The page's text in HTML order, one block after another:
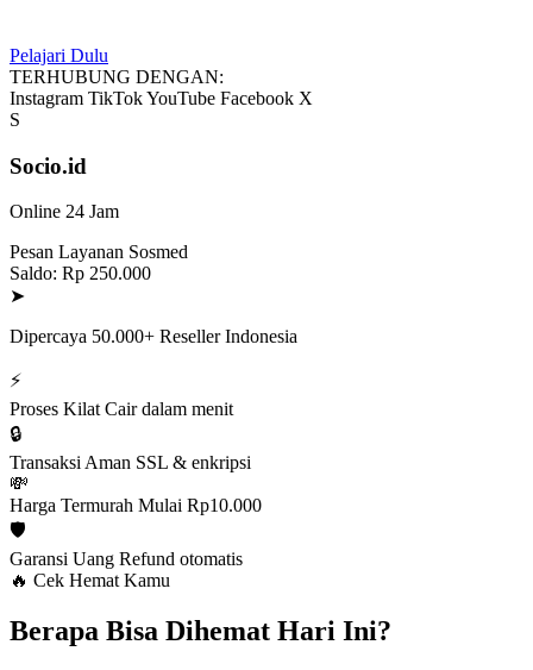
Pelajari Dulu
TERHUBUNG DENGAN:
Instagram TikTokYouTube Facebook X
S
Socio.id
Online 24 Jam
Pesan Layanan Sosmed
Saldo: Rp 250.000
➤
Dipercaya 50.000+ Reseller Indonesia
⚡
Proses Kilat Cair dalam menit
🔒
Transaksi Aman SSL & enkripsi
💸
Harga Termurah Mulai Rp10.000
🛡️
Garansi Uang Refund otomatis
🔥 Cek Hemat Kamu
Berapa Bisa Dihemat Hari Ini?